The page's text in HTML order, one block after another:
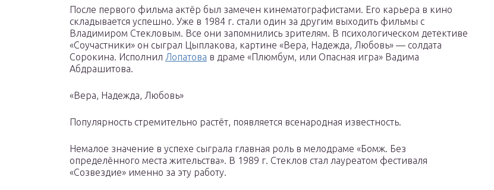
После первого фильма актёр был замечен кинематографистами. Его карьера в кино
складывается успешно. Уже в 1984 г. стали один за другим выходить фильмы с
Владимиром Стекловым. Все они запомнились зрителям. В психологическом детективе
«Соучастники» он сыграл Цыплакова, картине «Вера, Надежда, Любовь» — солдата
Сорокина. Исполнил Лопатова в драме «Плюмбум, или Опасная игра» Вадима
Абдрашитова.
«Вера, Надежда, Любовь»
Популярность стремительно растёт, появляется всенародная известность.
Немалое значение в успехе сыграла главная роль в мелодраме «Бомж. Без
определённого места жительства». В 1989 г. Стеклов стал лауреатом фестиваля
«Созвездие» именно за эту работу.